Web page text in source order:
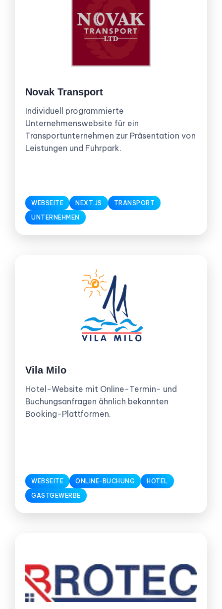
Novak Transport
Individuell programmierte
Unternehmenswebsite für ein
Transportunternehmen zur Präsentation von
Leistungen und Fuhrpark.
WEBSEITE NEXT.JS
TRANSPORT
UNTERNEHMEN
Vila Milo
Hotel-Website mit Online-Termin- und
Buchungsanfragen ähnlich bekannten
Booking-Plattformen.
WEBSEITE ONLINE-BUCHUNG
HOTEL
GASTGEWERBE